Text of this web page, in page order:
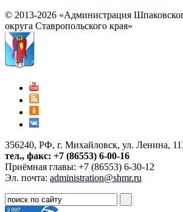
© 2013-2026 «Администрация
округа Ставропольского края»
356240, РФ, г. Михайловск, ул. Ленина,
тел., факс: +7 (86553) 6-00-16
Приёмная главы: +7 (86553) 6-30-12
Эл. почта: administration@shmr.ru